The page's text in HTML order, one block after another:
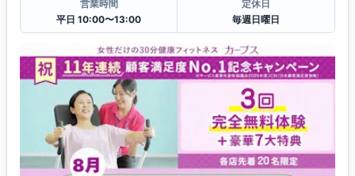
営業時間
平日 10:00〜13:00
定休日
毎週日曜日